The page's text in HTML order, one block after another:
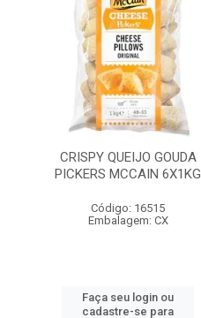
CRISPY QUEIJO GOUDA
PICKERS MCCAIN 6X1KG
Código: 16515
Embalagem: CX
Faça seu login ou
cadastre-se para